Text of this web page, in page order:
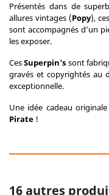
Présentés dans de
allures vintages (Popy),
sont accompagnés d’un
les exposer.
CesSuperpin’s sont
gravés et copyrightés au
exceptionnelle.
Une idée cadeau
Pirate !
16 autres